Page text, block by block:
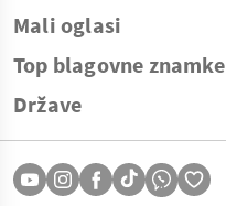
Mali oglasi
Top blagovne znamke
Države